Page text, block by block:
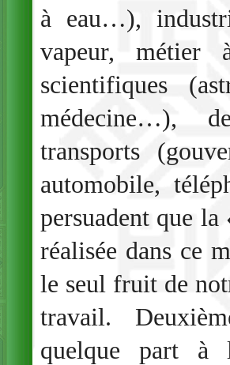
à eau…),
vapeur,
scientifiques
médecine…),
transports
automobile,
persuadent que
réalisée dans ce
le seul fruit de
travail.
quelque part à